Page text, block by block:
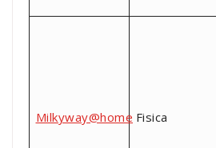
Milkyway@home Fisica